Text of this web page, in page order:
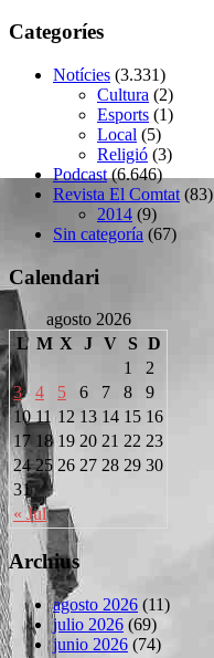
Categoríes
Notícies (3.331)
Cultura (2)
Esports (1)
Local (5)
Religió (3)
Podcast(6.646)
Revista El Comtat (83)
2014 (9)
Sin categoría (67)
Calendari
agosto 2026
L M X J V S D
« Jul
1
2
3
4 5 6 7 8
9
10 11 12 13 14 15 16
17 18 19 20 21 22 23
24 25 26 27 28 29 30
31
Archius
agosto 2026 (11)
julio 2026 (69)
junio 2026 (74)